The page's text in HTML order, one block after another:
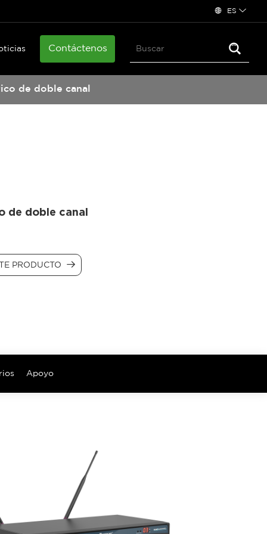
ES
Contáctenos
de doble canal
de doble canal
PRODUCTO
Apoyo